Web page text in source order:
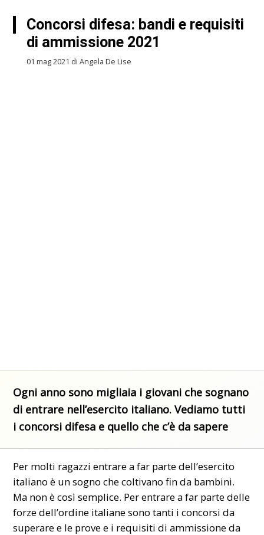
Concorsi difesa: bandi e requisiti
di ammissione 2021
01 mag 2021 di Angela De Lise
Ogni anno sono migliaia i giovani che sognano
di entrare nell’esercito italiano. Vediamo tutti
i concorsi difesa e quello che c’è da sapere
Per molti ragazzi entrare a far parte dell’esercito
italiano è un sogno che coltivano fin da bambini.
Ma non è così semplice. Per entrare a far parte delle
forze dell’ordine italiane sono tanti i concorsi da
superare e le prove e i requisiti di ammissione da